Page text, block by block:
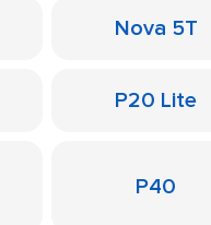
Nova 5T
P20 Lite
P40